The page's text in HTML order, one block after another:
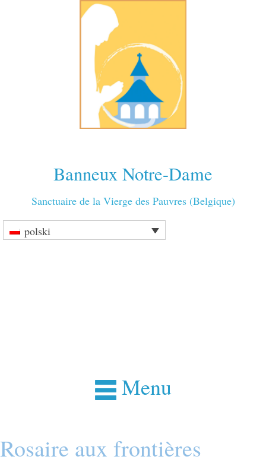
Banneux Notre-Dame
Sanctuaire de la Vierge des Pauvres (Belgique)
polski
Menu
Rosaire aux frontières